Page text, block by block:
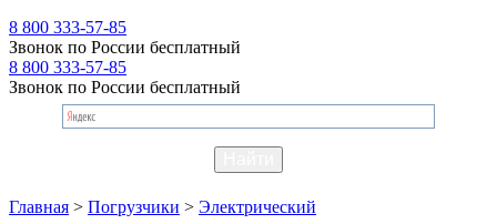
8 800 333-57-85
Звонок по России бесплатный
8 800 333-57-85
Звонок по России бесплатный
Главная > Погрузчики > Электрический